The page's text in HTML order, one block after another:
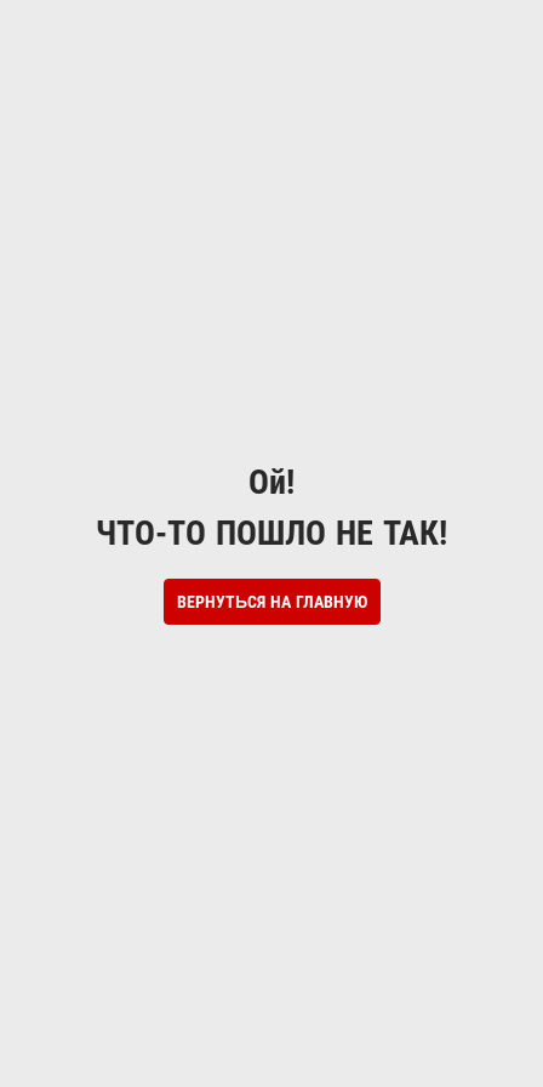
Ой!
ЧТО-ТО ПОШЛО НЕ ТАК!
ВЕРНУТЬСЯ НА ГЛАВНУЮ